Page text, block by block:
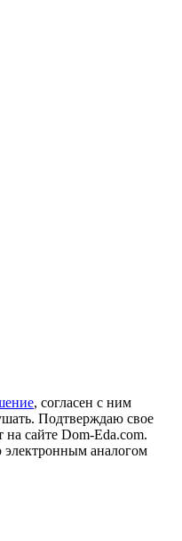
, согласен с ним
Подтверждаю свое
на сайте Dom-Eda.com.
электронным аналогом